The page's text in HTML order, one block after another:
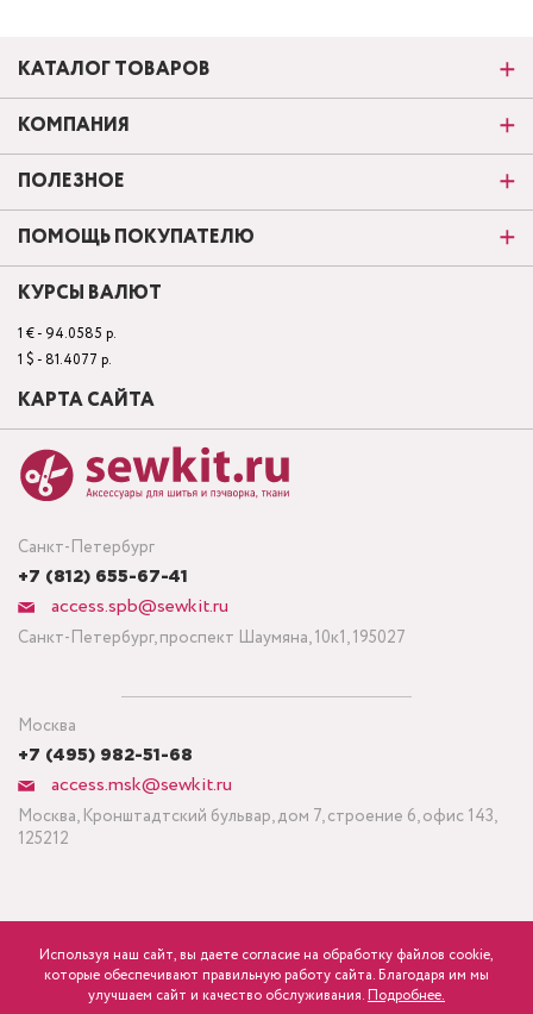
розница Минимальный заказ ткани от 3 метров
Санкт-Петербург
+7 (812) 655-67-41
access.spb@sewkit.ru
Санкт-Петербург, проспект Шаумяна, 10к1, 195027
Москва
+7 (495) 982-51-68
access.msk@sewkit.ru
Москва, Кронштадтский бульвар, дом 7, строение 6, офис 143,
125212
КАТАЛОГ ТОВАРОВ
КОМПАНИЯ
ПОЛЕЗНОЕ
ПОМОЩЬ ПОКУПАТЕЛЮ
КУРСЫ ВАЛЮТ
1 € - 94.0585 р.
1 $ - 81.4077 р.
КАРТА САЙТА
ПОДПИСАТЬСЯ НА НОВОСТИ
Используя наш сайт, вы даете согласие на обработку файлов cookie,
которые обеспечивают правильную работу сайта. Благодаря им мы
улучшаем сайт и качество обслуживания. Подробнее.